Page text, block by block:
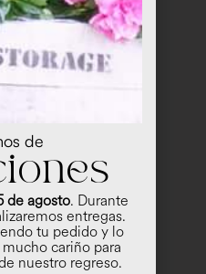
de
de agosto. Durante
entregas.
tu pedido y lo
cariño para
nuestro regreso.